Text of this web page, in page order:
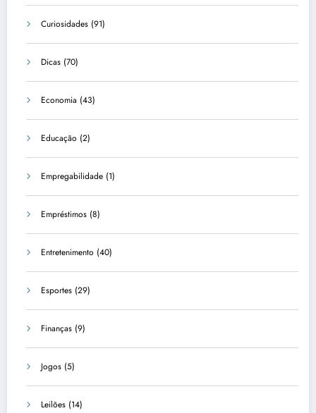
Curiosidades (91)
Dicas (70)
Economia (43)
Educação (2)
Empregabilidade (1)
Empréstimos (8)
Entretenimento (40)
Esportes (29)
Finanças (9)
Jogos (5)
Leilões (14)